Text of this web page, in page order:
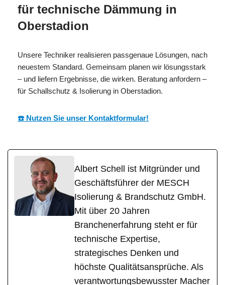
für technische Dämmung in
Oberstadion
Unsere Techniker realisieren passgenaue Lösungen, nach
neuestem Standard. Gemeinsam planen wir lösungsstark
– und liefern Ergebnisse, die wirken. Beratung anfordern –
für Schallschutz & Isolierung in Oberstadion.
☎️ Nutzen Sie unser Kontaktformular!
Albert Schell ist Mitgründer und
Geschäftsführer der MESCH
Isolierung & Brandschutz GmbH.
Mit über 20 Jahren
Branchenerfahrung steht er für
technische Expertise,
strategisches Denken und
höchste Qualitätsansprüche. Als
verantwortungsbewusster Macher